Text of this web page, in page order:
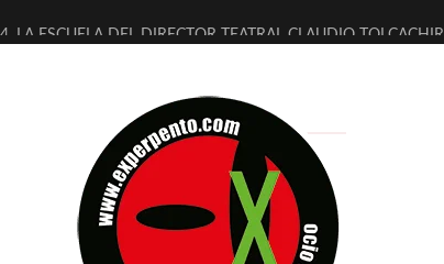
LA ESCUELA DEL DIRECTOR TEATRAL CLAUDIO TOLCACHIR
JUDÍAS EN #EXVITA
REINVENTAN [BITÁCORA 3.0] EN EXVITA
FLASH PRESENTA EN EXVITA [RELATIVA SENCILLEZ]
EN EXVITA INTERPRETANDO A SERRAT